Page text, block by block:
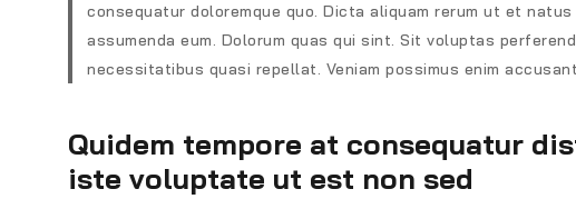
consequatur doloremque quo. Dicta aliquam rerum ut et
assumenda eum. Dolorum quas qui sint. Sit voluptas
necessitatibus quasi repellat. Veniam possimus enim
Quidem tempore at consequatur
iste voluptate ut est non sed